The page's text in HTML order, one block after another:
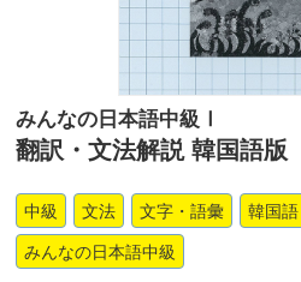
みんなの日本語中級Ⅰ
翻訳・文法解説 韓国語版
中級 文法 文字・語彙 韓国語
みんなの日本語中級